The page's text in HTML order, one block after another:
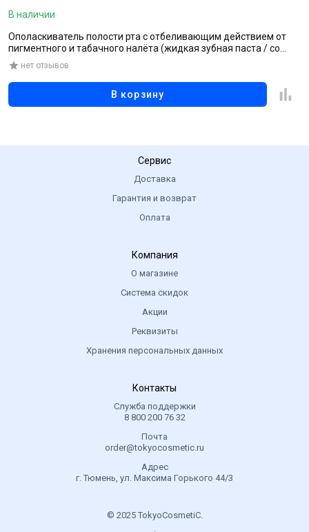
В наличии
Ополаскиватель полости рта с отбеливающим действием от
пигментного и табачного налёта (жидкая зубная паста / со
спиртом), 600 мл
нет отзывов
В корзину
Сервис
Доставка
Гарантия и возврат
Оплата
Компания
О магазине
Система скидок
Акции
Реквизиты
Хранения персональных данных
Контакты
Служба поддержки
8 800 200 76 32
Почта
order@tokyocosmetic.ru
Адрес
г. Тюмень, ул. Максима Горького 44/3
© 2025 TokyoCosmetiC.
.